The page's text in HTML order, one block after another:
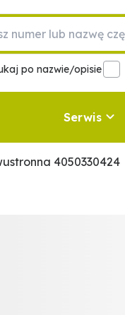
po nazwie/opisie
Serwis
4050330424